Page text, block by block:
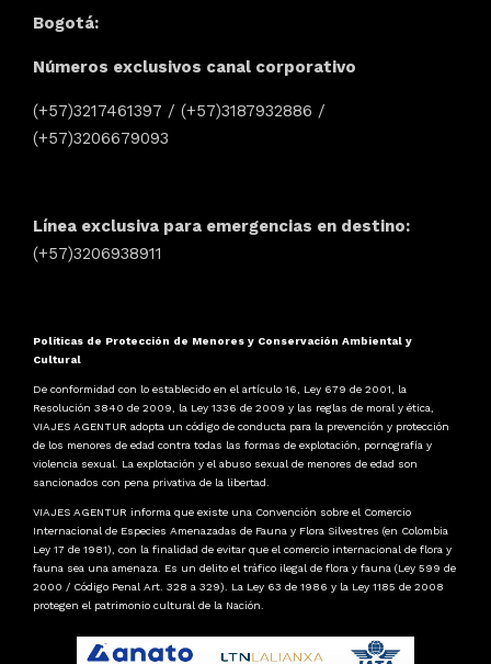
Bogotá:
Números exclusivos canal corporativo
(+57)3217461397 / (+57)3187932886 /
(+57)3206679093
Línea exclusiva para emergencias en destino:
(+57)3206938911
Políticas de Protección de Menores y Conservación Ambiental y
Cultural
De conformidad con lo establecido en el artículo 16, Ley 679 de 2001, la
Resolución 3840 de 2009, la Ley 1336 de 2009 y las reglas de moral y ética,
VIAJES AGENTUR adopta un código de conducta para la prevención y protección
de los menores de edad contra todas las formas de explotación, pornografía y
violencia sexual. La explotación y el abuso sexual de menores de edad son
sancionados con pena privativa de la libertad.
VIAJES AGENTUR informa que existe una Convención sobre el Comercio
Internacional de Especies Amenazadas de Fauna y Flora Silvestres (en Colombia
Ley 17 de 1981), con la finalidad de evitar que el comercio internacional de flora y
fauna sea una amenaza. Es un delito el tráfico ilegal de flora y fauna (Ley 599 de
2000 / Código Penal Art. 328 a 329). La Ley 63 de 1986 y la Ley 1185 de 2008
protegen el patrimonio cultural de la Nación.